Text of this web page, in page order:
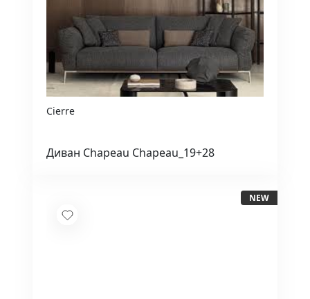
Cierre
Диван Chapeau Chapeau_19+28
NEW